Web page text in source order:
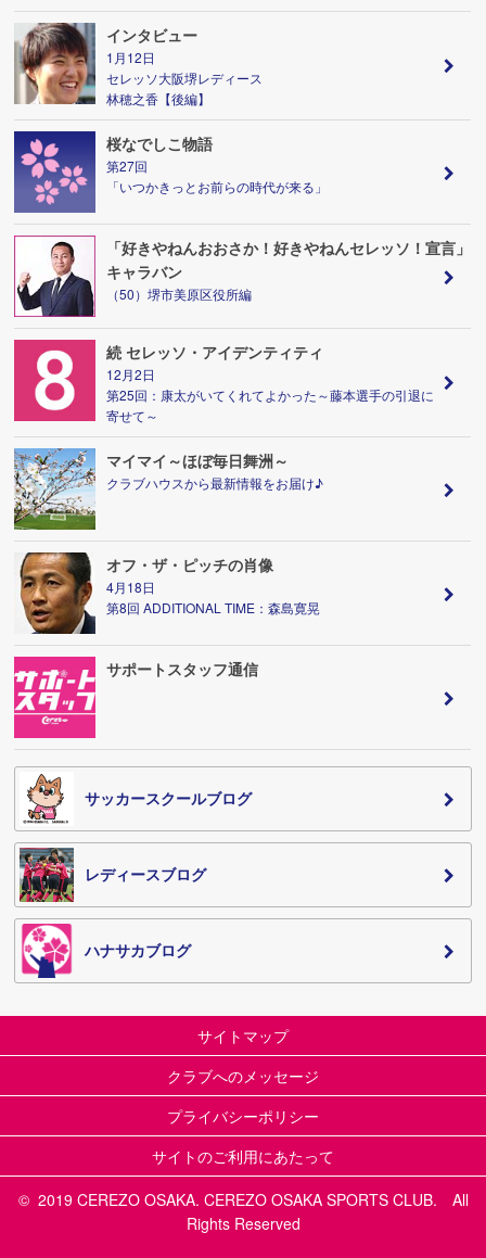
インタビュー
1月12日
セレッソ大阪堺レディース
林穂之香【後編】
桜なでしこ物語
第27回
「いつかきっとお前らの時代が来る」
「好きやねんおおさか！好きやねんセレッソ！宣言」
キャラバン
（50）堺市美原区役所編
続 セレッソ・アイデンティティ
12月2日
第25回：康太がいてくれてよかった～藤本選手の引退に
寄せて～
マイマイ～ほぼ毎日舞洲～
クラブハウスから最新情報をお届け♪
オフ・ザ・ピッチの肖像
4月18日
第8回 ADDITIONAL TIME：森島寛晃
サポートスタッフ通信
サッカースクールブログ
レディースブログ
ハナサカブログ
サイトマップ
クラブへのメッセージ
プライバシーポリシー
サイトのご利用にあたって
© 2019 CEREZO OSAKA. CEREZO OSAKA SPORTS CLUB. All
Rights Reserved